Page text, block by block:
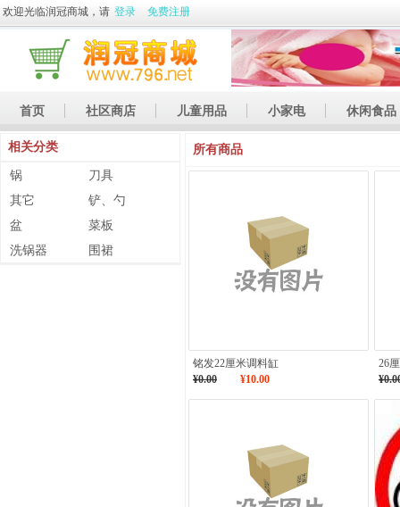
欢迎光临润冠商城，请 登录 免费注册
首页 社区商店 儿童用品 小家电 休闲食品
休闲娱乐 土特产
相关分类
锅
刀具
其它
铲、勺
盆
菜板
洗锅器
围裙
所有商品
铭发22厘米调料缸
¥0.00
¥10.00
26